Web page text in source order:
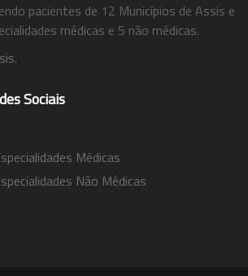
pacientes de 12 Municípios de Assis e
médicas e 5 não médicas.
Sociais
Médicas
Não Médicas